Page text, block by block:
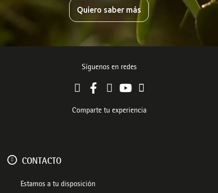
Quiero saber más
Síguenos en redes
Comparte tu experiencia
CONTACTO
Estamos a tu disposición